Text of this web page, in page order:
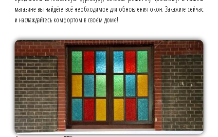
магазине вы найдёте всё необходимое для обновления окон. Закажите сейчас
и наслаждайтесь комфортом в своём доме!